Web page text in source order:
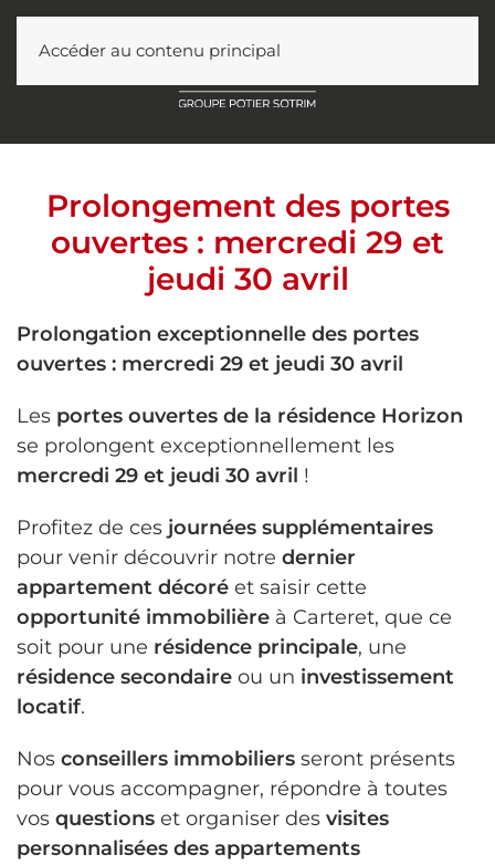
Accéder au contenu principal
Prolongement des portes
ouvertes : mercredi 29 et
jeudi 30 avril
Prolongation exceptionnelle des portes
ouvertes : mercredi 29 et jeudi 30 avril
Les portes ouvertes de la résidence Horizon
se prolongent exceptionnellement les
mercredi 29 et jeudi 30 avril !
Profitez de ces journées supplémentaires
pour venir découvrir notre dernier
appartement décoré et saisir cette
opportunité immobilière à Carteret, que ce
soit pour une résidence principale, une
résidence secondaire ou un investissement
locatif.
Nos conseillers immobiliers seront présents
pour vous accompagner, répondre à toutes
vos questions et organiser des visites
personnalisées des appartements